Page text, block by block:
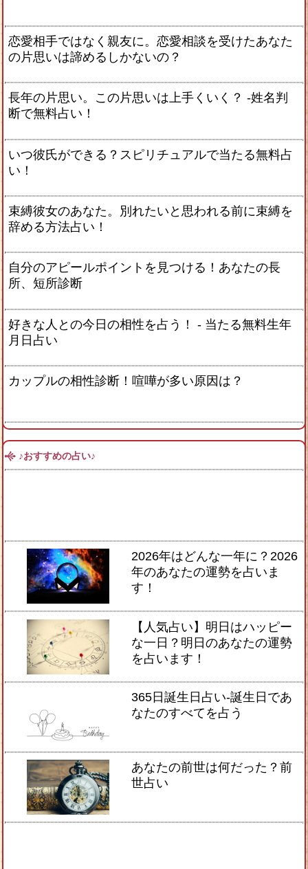
恋愛相手ではなく親友に。恋愛相談を受けたあなた
の片思いは諦めるしかないの？
長年の片思い。この片思いは上手くいく？ -姓名判
断で無料占い！
いつ彼氏ができる？スピリチュアルで当たる無料占
い！
束縛彼女のあなた。別れたいと思われる前に束縛を
辞める方法占い！
自分のアピールポイントを見つける！あなたの長
所、短所診断
好きな人との今日の相性を占う！ ‐ 当たる無料生年
月日占い
カップルの相性診断！喧嘩が多い原因は？
♪おすすめの占い♪
2026年はどんな一年に？2026
年のあなたの運勢を占いま
す！
【人気占い】明日はハッピー
な一日？明日のあなたの運勢
を占います！
365日誕生日占い-誕生日であ
なたのすべてを占う
あなたの前世は何だった？前
世占い